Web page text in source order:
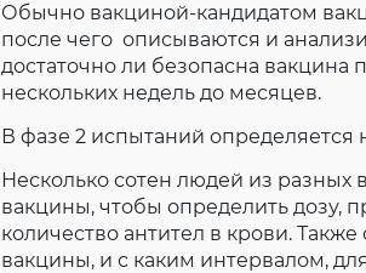
Обычно вакциной-кандидатом
после чего описываются и
достаточно ли безопасна
нескольких недель до месяцев.
В фазе 2 испытаний определяется
Несколько сотен людей из
вакцины, чтобы определить дозу,
количество антител в крови.
вакцины, и с каким интервалом,
Введите